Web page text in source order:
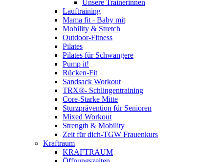
Unsere Trainerinnen
Lauftraining
Mama fit - Baby mit
Mobility & Stretch
Outdoor-Fitness
Pilates
Pilates für Schwangere
Pump it!
Rücken-Fit
Sandsack Workout
TRX®- Schlingentraining
Core-Starke Mitte
Sturzprävention für Senioren
Mixed Workout
Strength & Mobility
Zeit für dich-TGW Frauenkurs
Kraftraum
KRAFTRAUM